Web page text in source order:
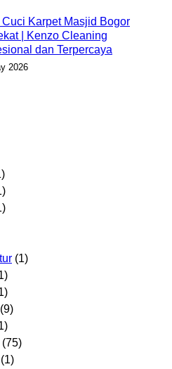
Karpet Masjid Bogor
| Kenzo Cleaning
dan Terpercaya
2026
(1)
(9)
(75)
(1)